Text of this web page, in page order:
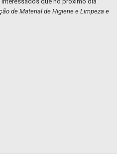
de Material de Higiene e Limpeza e